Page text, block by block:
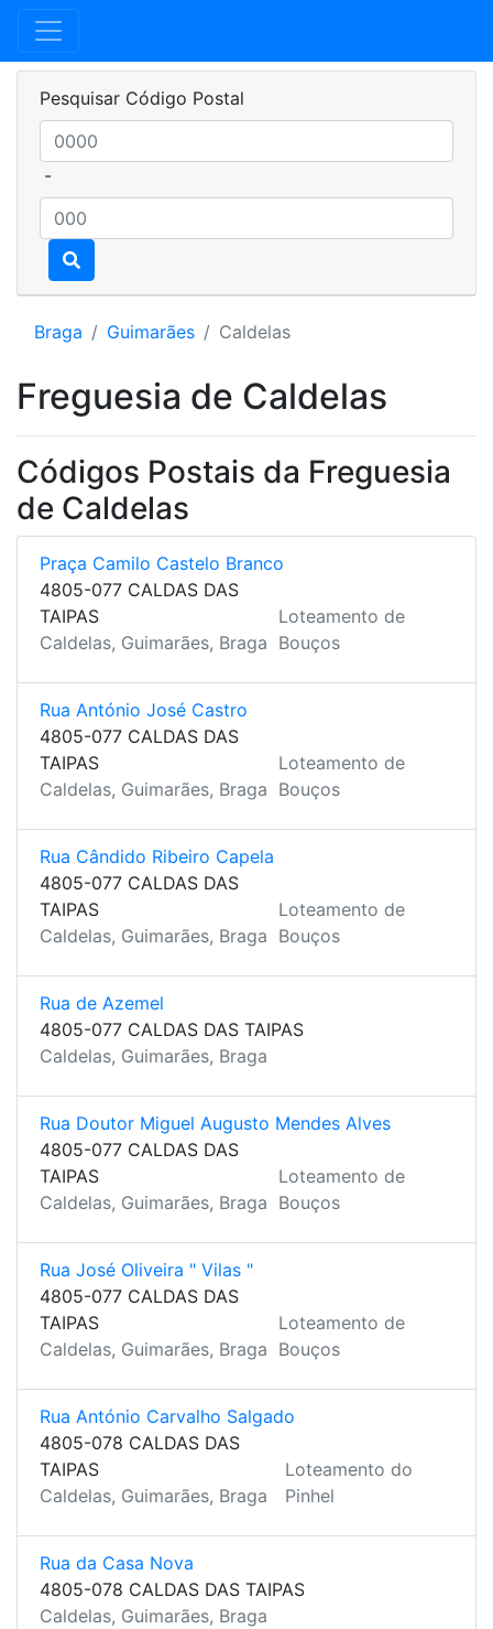
Pesquisar Código Postal
-
Braga Guimarães Caldelas
Freguesia de Caldelas
Códigos Postais da Freguesia
de Caldelas
Praça Camilo Castelo Branco
4805-077 CALDAS DAS
TAIPAS
Caldelas, Guimarães, Braga
Loteamento de
Bouços
Rua António José Castro
4805-077 CALDAS DAS
TAIPAS
Caldelas, Guimarães, Braga
Loteamento de
Bouços
Rua Cândido Ribeiro Capela
4805-077 CALDAS DAS
TAIPAS
Caldelas, Guimarães, Braga
Loteamento de
Bouços
Rua de Azemel
4805-077 CALDAS DAS TAIPAS
Caldelas, Guimarães, Braga
Rua Doutor Miguel Augusto Mendes Alves
4805-077 CALDAS DAS
TAIPAS
Caldelas, Guimarães, Braga
Loteamento de
Bouços
Rua José Oliveira " Vilas "
4805-077 CALDAS DAS
TAIPAS
Caldelas, Guimarães, Braga
Loteamento de
Bouços
Rua António Carvalho Salgado
4805-078 CALDAS DAS
TAIPAS
Caldelas, Guimarães, Braga
Loteamento do
Pinhel
Rua da Casa Nova
4805-078 CALDAS DAS TAIPAS
Caldelas, Guimarães, Braga